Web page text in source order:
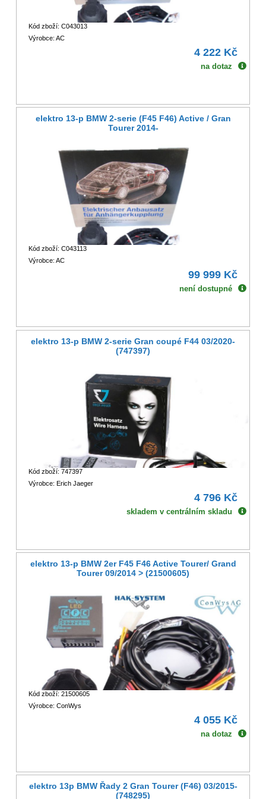
Kód zboží: C043013
Výrobce: AC
4 222 Kč
na dotaz
elektro 13-p BMW 2-serie (F45 F46) Active / Gran
Tourer 2014-
Kód zboží: C043113
Výrobce: AC
99 999 Kč
není dostupné
elektro 13-p BMW 2-serie Gran coupé F44 03/2020-
(747397)
Kód zboží: 747397
Výrobce: Erich Jaeger
4 796 Kč
skladem v centrálním skladu
elektro 13-p BMW 2er F45 F46 Active Tourer/ Grand
Tourer 09/2014 > (21500605)
Kód zboží: 21500605
Výrobce: ConWys
4 055 Kč
na dotaz
elektro 13p BMW Řady 2 Gran Tourer (F46) 03/2015-
(748295)